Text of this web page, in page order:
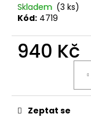
Skladem (3 ks)
Kód: 4719
940 Kč
Zeptat se
e
m